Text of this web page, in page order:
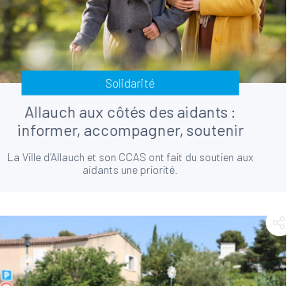
Solidarité
Allauch aux côtés des aidants :
informer, accompagner, soutenir
La Ville d’Allauch et son CCAS ont fait du soutien aux
aidants une priorité.